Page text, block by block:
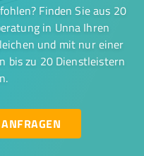
Finden Sie aus 20
in Unna Ihren
und mit nur einer
bis zu 20 Dienstleistern